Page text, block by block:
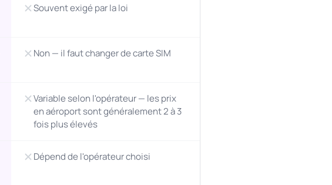
Souvent exigé par la loi
Non — il faut changer de carte SIM
Variable selon l'opérateur — les prix
en aéroport sont généralement 2 à 3
fois plus élevés
Dépend de l'opérateur choisi